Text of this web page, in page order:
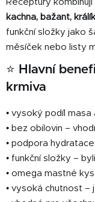
Receptury kombinují
kachna, bažant,
funkční složky jako
měsíček nebo listy
⭐ Hlavní
krmiva
• vysoký podíl masa
• bez obilovin –
• podpora
• funkční složky –
• omega mastné
• vysoká chutnost